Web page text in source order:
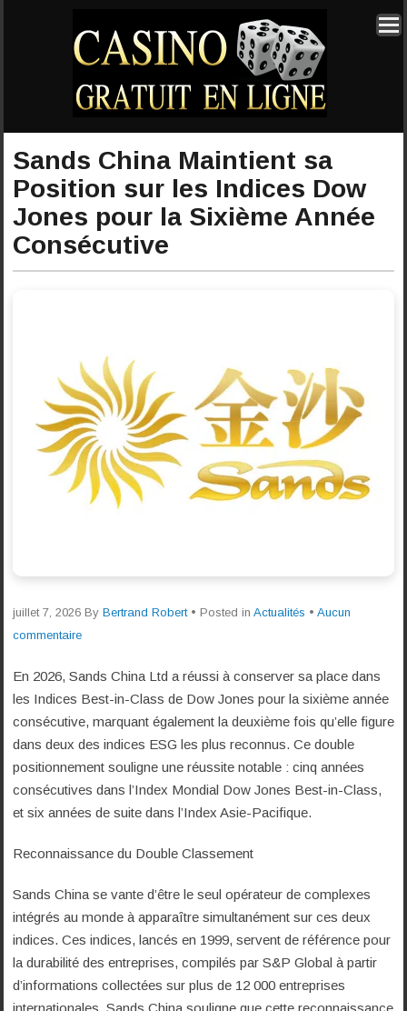
Sands China Maintient sa
Position sur les Indices Dow
Jones pour la Sixième Année
Consécutive
juillet 7, 2026 By Bertrand Robert • Posted in Actualités • Aucun
commentaire
En 2026, Sands China Ltd a réussi à conserver sa place dans
les Indices Best-in-Class de Dow Jones pour la sixième année
consécutive, marquant également la deuxième fois qu’elle figure
dans deux des indices ESG les plus reconnus. Ce double
positionnement souligne une réussite notable : cinq années
consécutives dans l’Index Mondial Dow Jones Best-in-Class,
et six années de suite dans l’Index Asie-Pacifique.
Reconnaissance du Double Classement
Sands China se vante d’être le seul opérateur de complexes
intégrés au monde à apparaître simultanément sur ces deux
indices. Ces indices, lancés en 1999, servent de référence pour
la durabilité des entreprises, compilés par S&P Global à partir
d’informations collectées sur plus de 12 000 entreprises
internationales. Sands China souligne que cette reconnaissance